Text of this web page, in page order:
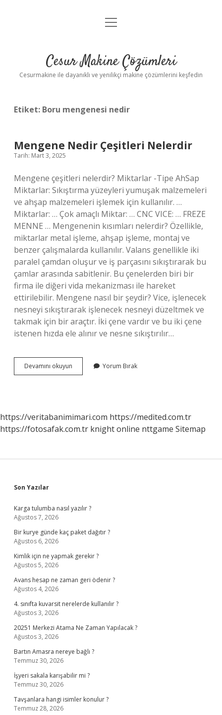
Anasayfa
Yasal Uyarı
menüyü
Cesur Makine Çözümleri
Cesurmakine ile dayanıklı ve yenilikçi makine çözümlerini keşfedin
Etiket: Boru mengenesi nedir
Mengene Nedir Çeşitleri Nelerdir
Tarih: Mart 3, 2025
Mengene çeşitleri nelerdir? Miktarlar -Tipe AhSap
Miktarlar: Sıkıştırma yüzeyleri yumuşak malzemeleri
ve ahşap malzemeleri işlemek için kullanılır. …
Miktarlar: … Çok amaçlı Miktar: … CNC VICE: … FREZE
MENNE … Mengenenin kısımları nelerdir? Özellikle,
miktarlar metal işleme, ahşap işleme, montaj ve
benzer çalışmalarda kullanılır. Valans genellikle iki
paralel çamdan oluşur ve iş parçasını sıkıştırarak bu
çamlar arasında sabitlenir. Bu çenelerden biri bir
firma ile diğeri vida mekanizması ile hareket
ettirilebilir. Mengene nasıl bir şeydir? Vice, işlenecek
nesneyi sıkıştırarak işlenecek nesneyi düzeltmek ve
takmak için bir araçtır. İki çene vardır ve bu iki çene
istenen hızda ele alınır ve nesne sıkıştırılır…
Devamını okuyun Mengene
Nedir
Yorum Bırak
https://veritabanimimari.com https://medited.com.tr
https://fotosafak.com.tr knight online nttgame Sitemap
Sidebar
Son Yazılar
Karga tulumba nasıl yazılır ?
Ağustos 7, 2026
Bir kurye günde kaç paket dağıtır ?
Ağustos 6, 2026
Kimlik için ne yapmak gerekir ?
Ağustos 5, 2026
Avans hesap ne zaman geri ödenir ?
Ağustos 4, 2026
4. sınıfta kuvarsit nerelerde kullanılır ?
Ağustos 3, 2026
20251 Merkezi Atama Ne Zaman Yapılacak ?
Ağustos 3, 2026
Bartın Amasra nereye bağlı ?
Temmuz 30, 2026
İşyeri sakala karışabilir mi ?
Temmuz 30, 2026
Tavşanlara hangi isimler konulur ?
Temmuz 28, 2026